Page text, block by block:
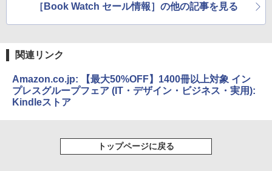
［Book Watch セール情報］の他の記事を見る
関連リンク
Amazon.co.jp: 【最大50%OFF】1400冊以上対象 イン
プレスグループフェア (IT・デザイン・ビジネス・実用):
Kindleストア
トップページに戻る